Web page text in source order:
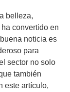
belleza,
ha convertido en
noticia es
para
sector no solo
también
este artículo,